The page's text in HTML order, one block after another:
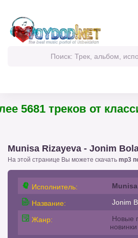
треков от
Munisa Rizayeva - Jonim
На этой странице Вы можете скачать mp3
Исполнитель:
Название: Jonim
Жанр: Новые
новинки